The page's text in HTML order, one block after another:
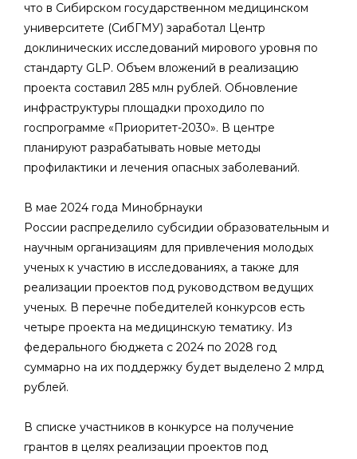
что в Сибирском государственном медицинском
университете (СибГМУ) заработал Центр
доклинических исследований мирового уровня по
стандарту GLP. Объем вложений в реализацию
проекта составил 285 млн рублей. Обновление
инфраструктуры площадки проходило по
госпрограмме «Приоритет-2030». В центре
планируют разрабатывать новые методы
профилактики и лечения опасных заболеваний.
В мае 2024 года Минобрнауки
России распределило субсидии образовательным и
научным организациям для привлечения молодых
ученых к участию в исследованиях, а также для
реализации проектов под руководством ведущих
ученых. В перечне победителей конкурсов есть
четыре проекта на медицинскую тематику. Из
федерального бюджета с 2024 по 2028 год
суммарно на их поддержку будет выделено 2 млрд
рублей.
В списке участников в конкурсе на получение
грантов в целях реализации проектов под